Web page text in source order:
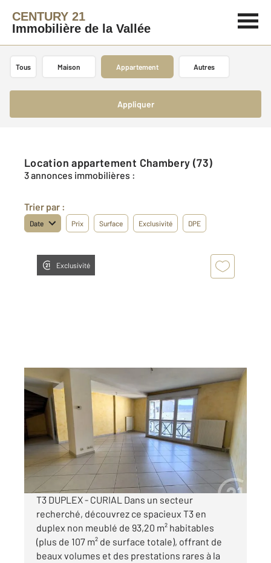
CENTURY 21
Immobilière de la Vallée
Tous Maison Appartement Autres
Appliquer
Location appartement Chambery (73)
3 annonces immobilières :
Trier par :
Date Prix Surface Exclusivité DPE
Exclusivité
CHAMBERY 73
93,20 m
, 3 pièces
Ref : 11983
Appartement T3 à louer
1 250 €
par mois charges comprises
T3 DUPLEX - CURIAL Dans un secteur
recherché, découvrez ce spacieux T3 en
duplex non meublé de 93,20 m² habitables
(plus de 107 m² de surface totale), offrant de
beaux volumes et des prestations rares à la